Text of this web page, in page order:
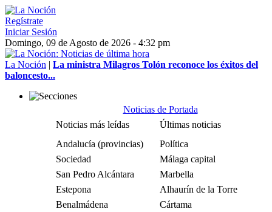
Regístrate
Iniciar Sesión
Domingo, 09 de Agosto de 2026 - 4:32 pm
La Noción | La ministra Milagros Tolón reconoce los éxitos del
baloncesto...
Noticias de Portada
Noticias más leídas
Últimas noticias
Andalucía (provincias)
Política
Sociedad
Málaga capital
San Pedro Alcántara
Marbella
Estepona
Alhaurín de la Torre
Benalmádena
Cártama